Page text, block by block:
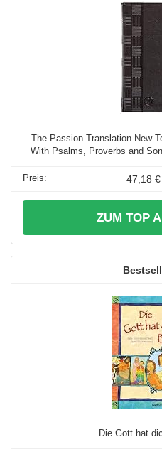
The Passion Translation New
With Psalms, Proverbs and
47,18 €
ZUM TOP
Die Gott hat